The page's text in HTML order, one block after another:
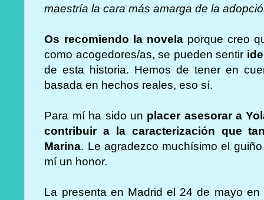
maestría la cara más amarga de la
Os recomiendo la novela porque creo
como acogedores/as, se pueden sentir
de esta historia. Hemos de tener en
basada en hechos reales, eso sí.
Para mí ha sido un placer asesorar a
contribuir a la caracterización que
Marina. Le agradezco muchísimo el
mí un honor.
La presenta en Madrid el 24 de mayo